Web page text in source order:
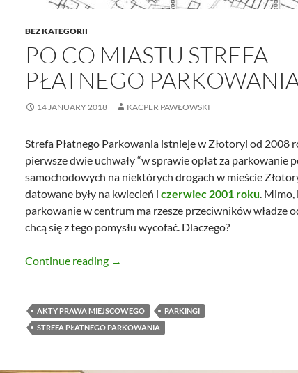
BEZ KATEGORII
PO CO MIASTU STREFA
PŁATNEGO
14 JANUARY 2018 KACPER PAWŁOWSKI
Strefa Płatnego Parkowania istnieje w Złotoryi od 2008
pierwsze dwie uchwały “w sprawie opłat za parkowanie
samochodowych na niektórych drogach w mieście
datowane były na kwiecień i czerwiec 2001 roku. Mimo,
parkowanie w centrum ma rzesze przeciwników władze
chcą się z tego pomysłu wycofać. Dlaczego?
Continue reading Po co miastu strefa płatnego
→
AKTY PRAWA MIEJSCOWEGO
PARKINGI
STREFA PŁATNEGO PARKOWANIA